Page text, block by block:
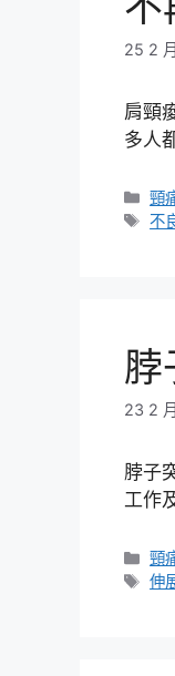
25 2
肩頸
多人
分
類
頸
標
不
脖
23 2
脖子
工作
分
類
頸
標
伸